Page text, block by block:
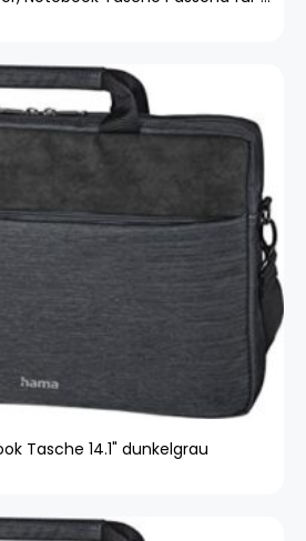
Tasche 14.1" dunkelgrau